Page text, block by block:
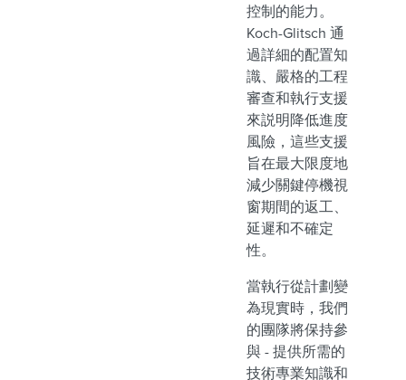
控制的能力。
Koch-Glitsch 通
過詳細的配置知
識、嚴格的工程
審查和執行支援
來説明降低進度
風險，這些支援
旨在最大限度地
減少關鍵停機視
窗期間的返工、
延遲和不確定
性。
當執行從計劃變
為現實時，我們
的團隊將保持參
與 - 提供所需的
技術專業知識和